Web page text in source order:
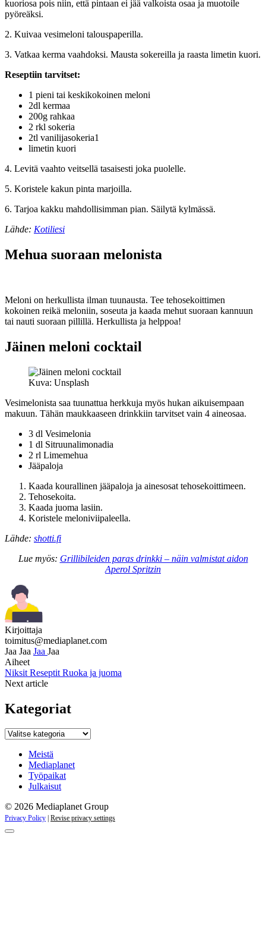
kuoriosa pois niin, että pintaan ei jää valkoista osaa ja muotoile
pyöreäksi.
2. Kuivaa vesimeloni talouspaperilla.
3. Vatkaa kerma vaahdoksi. Mausta sokereilla ja raasta limetin kuori.
Reseptiin tarvitset:
1 pieni tai keskikokoinen meloni
2dl kermaa
200g rahkaa
2 rkl sokeria
2tl vanilijasokeria1
limetin kuori
4. Levitä vaahto veitsellä tasaisesti joka puolelle.
5. Koristele kakun pinta marjoilla.
6. Tarjoa kakku mahdollisimman pian. Säilytä kylmässä.
Lähde: Kotiliesi
Mehua suoraan melonista
Meloni on herkullista ilman tuunausta. Tee tehosekoittimen
kokoinen reikä meloniin, soseuta ja kaada mehut suoraan kannuun
tai nauti suoraan pillillä. Herkullista ja helppoa!
Jäinen meloni cocktail
Kuva: Unsplash
Vesimelonista saa tuunattua herkkuja myös hukan aikuisempaan
makuun. Tähän maukkaaseen drinkkiin tarvitset vain 4 aineosaa.
3 dl Vesimelonia
1 dl Sitruunalimonadia
2 rl Limemehua
Jääpaloja
Kaada kourallinen jääpaloja ja ainesosat tehosekoittimeen.
Tehosekoita.
Kaada juoma lasiin.
Koristele meloniviipaleella.
Lähde: shotti.fi
Lue myös: Grillibileiden paras drinkki – näin valmistat aidon
Aperol Spritzin
Kirjoittaja
toimitus@mediaplanet.com
Jaa Jaa Jaa Jaa
Aiheet
Niksit Reseptit Ruoka ja juoma
Next article
Kategoriat
Kategoriat
Meistä
Mediaplanet
Työpaikat
Julkaisut
© 2026 Mediaplanet Group
Privacy Policy Revise privacy settings